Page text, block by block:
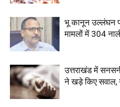
भू कानून उल्लंघन
मामलों में 304
उत्तराखंड में
ने खड़े किए सवाल,